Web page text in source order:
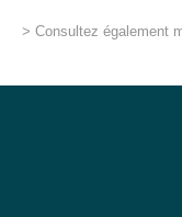
> Consultez également